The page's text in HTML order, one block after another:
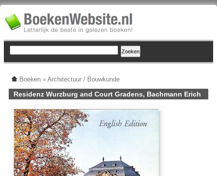
Boeken » Architectuur / Bouwkunde
Residenz Wurzburg and Court Gradens, Bachmann Erich